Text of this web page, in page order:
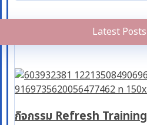
Latest Posts
กิจกรรม Refresh Training